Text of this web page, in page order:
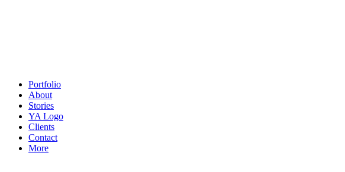
Portfolio
About
Stories
YA Logo
Clients
Contact
More